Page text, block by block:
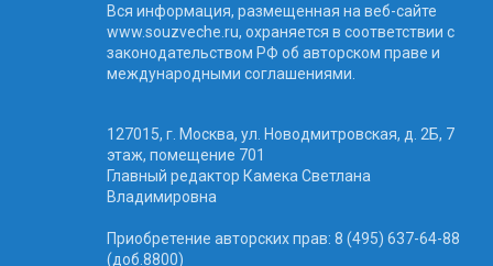
Вся информация, размещенная на веб-сайте
www.souzveche.ru, охраняется в соответствии с
законодательством РФ об авторском праве и
международными соглашениями.
127015, г. Москва, ул. Новодмитровская, д. 2Б, 7
этаж, помещение 701
Главный редактор Камека Светлана
Владимировна
Приобретение авторских прав: 8 (495) 637-64-88
(доб.8800)